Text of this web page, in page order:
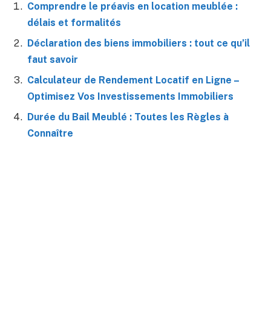
Comprendre le préavis en location meublée :
délais et formalités
Déclaration des biens immobiliers : tout ce qu’il
faut savoir
Calculateur de Rendement Locatif en Ligne –
Optimisez Vos Investissements Immobiliers
Durée du Bail Meublé : Toutes les Règles à
Connaître